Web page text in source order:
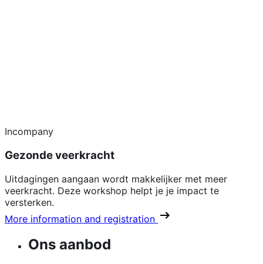
Incompany
Gezonde veerkracht
Uitdagingen aangaan wordt makkelijker met meer
veerkracht. Deze workshop helpt je je impact te
versterken.
More information and registration
Ons aanbod